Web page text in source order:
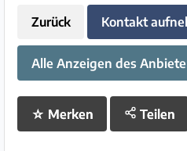
Zurück Kontakt
Alle Anzeigen des
☆ Merken Teilen